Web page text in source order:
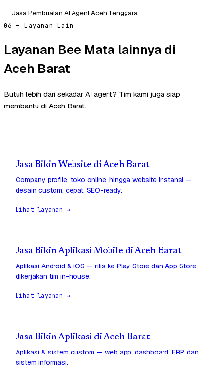
Jasa Pembuatan AI Agent Aceh Tenggara
06 — Layanan Lain
Layanan Bee Mata lainnya di
Aceh Barat
Butuh lebih dari sekadar AI agent? Tim kami juga siap
membantu di Aceh Barat.
Jasa Bikin Website di Aceh Barat
Company profile, toko online, hingga website instansi —
desain custom, cepat, SEO-ready.
Lihat layanan →
Jasa Bikin Aplikasi Mobile di Aceh Barat
Aplikasi Android & iOS — rilis ke Play Store dan App Store,
dikerjakan tim in-house.
Lihat layanan →
Jasa Bikin Aplikasi di Aceh Barat
Aplikasi & sistem custom — web app, dashboard, ERP, dan
sistem informasi.